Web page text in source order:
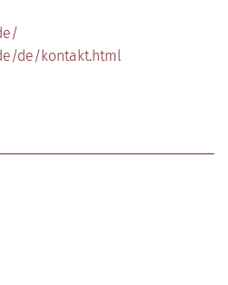
de/kontakt.html